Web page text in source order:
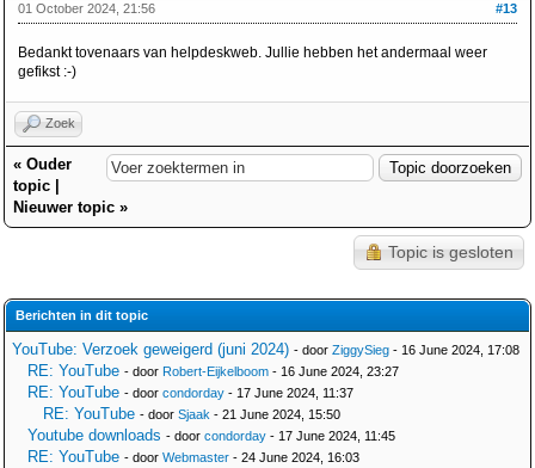
#13
01 October 2024, 21:56
Bedankt tovenaars van helpdeskweb. Jullie hebben het andermaal weer
gefikst :-)
Zoek
« Ouder
topic
Nieuwer topic »
Topic is gesloten
Berichten in dit topic
YouTube: Verzoek geweigerd (juni 2024) - door ZiggySieg - 16 June 2024, 17:08
RE: YouTube - door Robert-Eijkelboom - 16 June 2024, 23:27
RE: YouTube - door condorday - 17 June 2024, 11:37
RE: YouTube - door Sjaak - 21 June 2024, 15:50
Youtube downloads - door condorday - 17 June 2024, 11:45
RE: YouTube - door Webmaster - 24 June 2024, 16:03